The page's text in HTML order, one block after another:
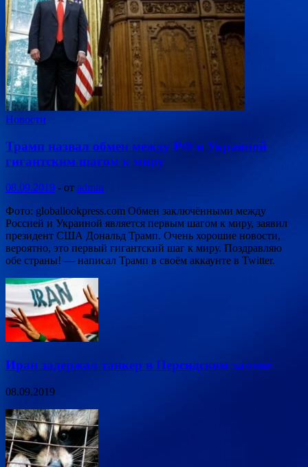
Новости
Трамп назвал обмен между РФ и Украиной
гигантским шагом к миру
08.09.2019 - от admin
Фото: globallookpress.com Обмен заключёнными между
Россией и Украиной является первым шагом к миру, заявил
президент США Дональд Трамп. Очень хорошие новости,
вероятно, это первый гигантский шаг к миру. Поздравляю
обе страны! — написал Трамп в своём аккаунте в Twitter.
Иран задержал танкер в Персидском заливе
08.09.2019